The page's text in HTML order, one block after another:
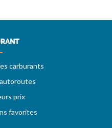
carburants
prix
favorites